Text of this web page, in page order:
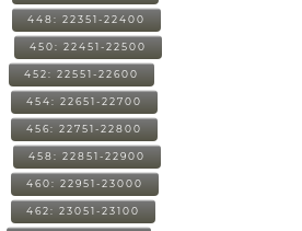
448: 22351-22400
450: 22451-22500
452: 22551-22600
454: 22651-22700
456: 22751-22800
458: 22851-22900
460: 22951-23000
462: 23051-23100